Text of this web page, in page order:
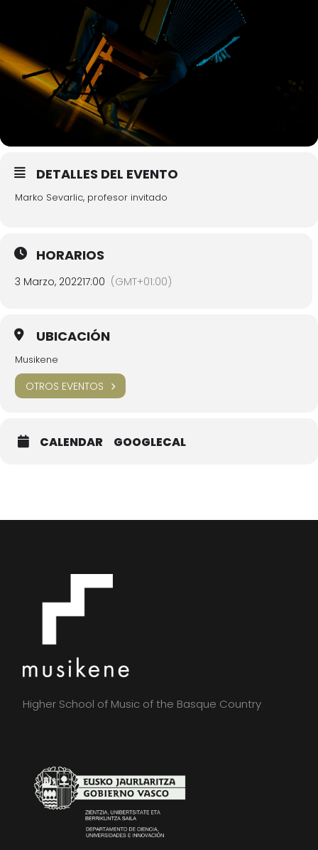
DETALLES DEL EVENTO
Marko Sevarlic, profesor invitado
HORARIOS
3 Marzo, 202217:00 (GMT+01:00)
UBICACIÓN
Musikene
OTROS EVENTOS
CALENDAR GOOGLECAL
Higher School of Music of the Basque Country